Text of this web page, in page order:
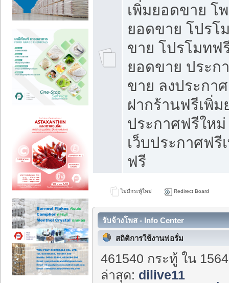
เพิ่มยอดขาย โ
ยอดขาย โปรโ
ขาย โปรโมทฟ
ยอดขาย ประก
ขาย ลงประกา
ฝากร้านฟรีเพิ่ม
ประกาศฟรีให
เว็บประกาศฟรี
ฟรี
ไม่มีกระทู้ใหม่ Redirect Board
รับจ้างโพส - Info Center
สถิติการใช้งานฟอรั่ม
461540 กระทู้ ใน
ล่าสุด: dilive11